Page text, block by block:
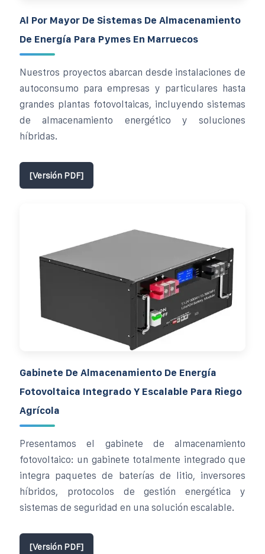
Al Por Mayor De Sistemas De Almacenamiento
De Energía Para Pymes En Marruecos
Nuestros proyectos abarcan desde instalaciones de
autoconsumo para empresas y particulares hasta
grandes plantas fotovoltaicas, incluyendo sistemas
de almacenamiento energético y soluciones
híbridas.
[Versión PDF]
Gabinete De Almacenamiento De Energía
Fotovoltaica Integrado Y Escalable Para Riego
Agrícola
Presentamos el gabinete de almacenamiento
fotovoltaico: un gabinete totalmente integrado que
integra paquetes de baterías de litio, inversores
híbridos, protocolos de gestión energética y
sistemas de seguridad en una solución escalable.
[Versión PDF]